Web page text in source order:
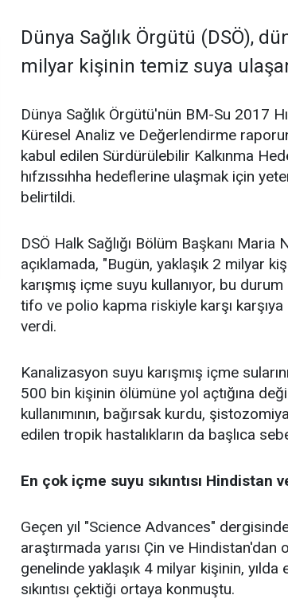
Dünya Sağlık Örgütü (DSÖ),
milyar kişinin temiz suya
Dünya Sağlık Örgütü'nün BM-Su 2017
Küresel Analiz ve Değerlendirme
kabul edilen Sürdürülebilir Kalkınma
hıfzıssıhha hedeflerine ulaşmak için
belirtildi.
DSÖ Halk Sağlığı Bölüm Başkanı Maria
açıklamada, "Bugün, yaklaşık 2 milyar
karışmış içme suyu kullanıyor, bu
tifo ve polio kapma riskiyle karşı karşıya
verdi.
Kanalizasyon suyu karışmış içme
500 bin kişinin ölümüne yol açtığına
kullanımının, bağırsak kurdu,
edilen tropik hastalıkların da başlıca
En çok içme suyu sıkıntısı Hindistan
Geçen yıl "Science Advances"
araştırmada yarısı Çin ve Hindistan'dan
genelinde yaklaşık 4 milyar kişinin,
sıkıntısı çektiği ortaya konmuştu.